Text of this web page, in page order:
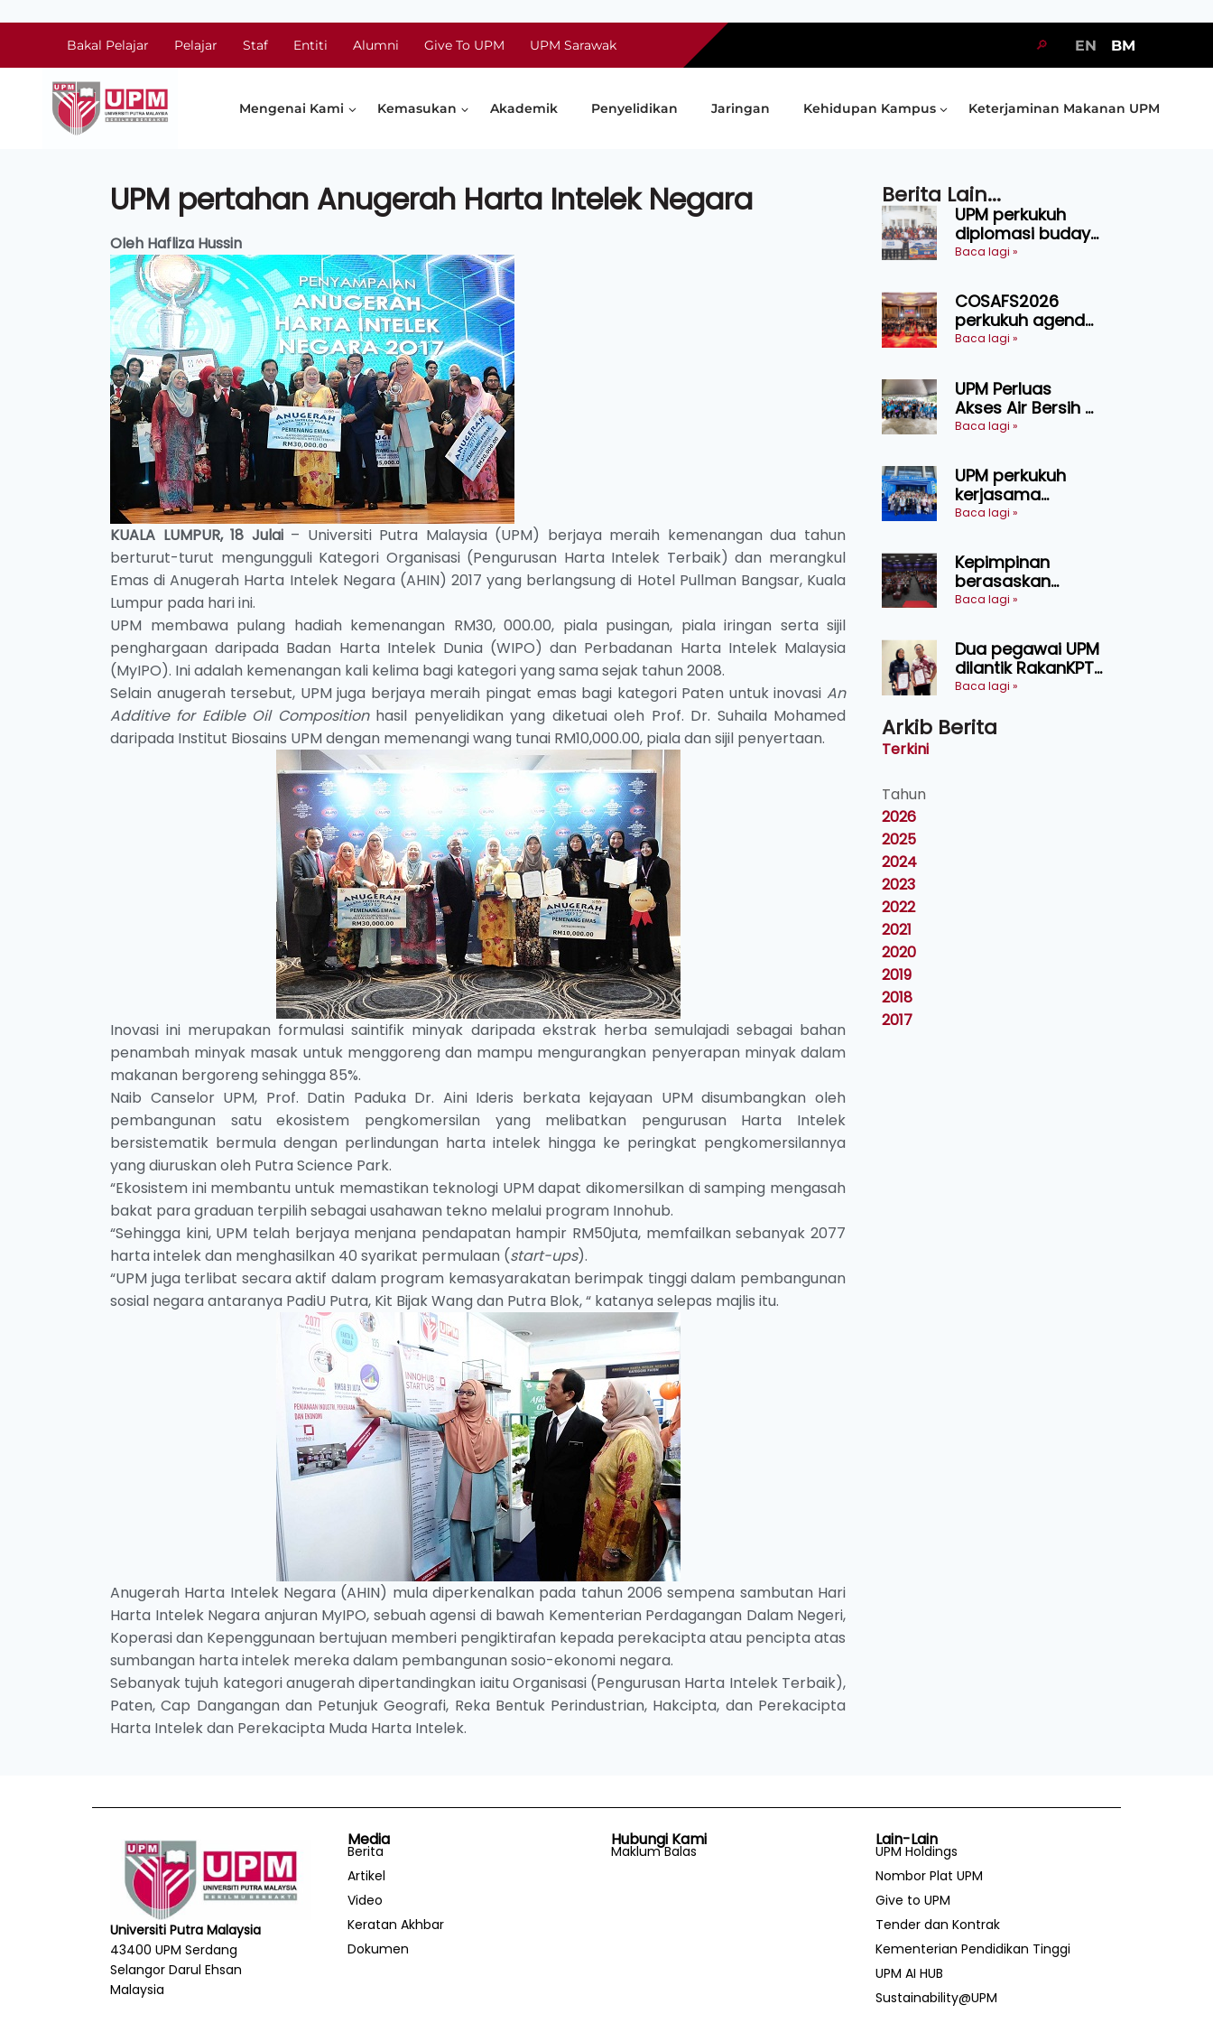
Bakal Pelajar Pelajar Staf Entiti Alumni Give To UPM UPM Sarawak 🔎 EN BM
Mengenai Kami Kemasukan Akademik Penyelidikan Jaringan Kehidupan Kampus Keterjaminan Makanan UPM
UPM pertahan Anugerah Harta Intelek Negara
Oleh Hafliza Hussin
KUALA LUMPUR, 18 Julai– Universiti Putra Malaysia (UPM) berjaya meraih kemenangan dua tahun
berturut-turut mengungguli Kategori Organisasi (Pengurusan Harta Intelek Terbaik) dan merangkul
Emas di Anugerah Harta Intelek Negara (AHIN) 2017 yang berlangsung di Hotel Pullman Bangsar, Kuala
Lumpur pada hari ini.
UPM membawa pulang hadiah kemenangan RM30, 000.00, piala pusingan, piala iringan serta sijil
penghargaan daripada Badan Harta Intelek Dunia (WIPO) dan Perbadanan Harta Intelek Malaysia
(MyIPO). Ini adalah kemenangan kali kelima bagi kategori yang sama sejak tahun 2008.
Selain anugerah tersebut, UPM juga berjaya meraih pingat emas bagi kategori Paten untuk inovasi An
Additive for Edible Oil Compositionhasil penyelidikan yang diketuai oleh Prof. Dr. Suhaila Mohamed
daripada Institut Biosains UPM dengan memenangi wang tunai RM10,000.00, piala dan sijil penyertaan.
Inovasi ini merupakan formulasi saintifik minyak daripada ekstrak herba semulajadi sebagai bahan
penambah minyak masak untuk menggoreng dan mampu mengurangkan penyerapan minyak dalam
makanan bergoreng sehingga 85%.
Naib Canselor UPM, Prof. Datin Paduka Dr. Aini Ideris berkata kejayaan UPM disumbangkan oleh
pembangunan satu ekosistem pengkomersilan yang melibatkan pengurusan Harta Intelek
bersistematik bermula dengan perlindungan harta intelek hingga ke peringkat pengkomersilannya
yang diuruskan oleh Putra Science Park.
“Ekosistem ini membantu untuk memastikan teknologi UPM dapat dikomersilkan di samping mengasah
bakat para graduan terpilih sebagai usahawan tekno melalui program Innohub.
“Sehingga kini, UPM telah berjaya menjana pendapatan hampir RM50juta, memfailkan sebanyak 2077
harta intelek dan menghasilkan 40 syarikat permulaan (start-ups).
“UPM juga terlibat secara aktif dalam program kemasyarakatan berimpak tinggi dalam pembangunan
sosial negara antaranya PadiU Putra, Kit Bijak Wang dan Putra Blok, “ katanya selepas majlis itu.
Anugerah Harta Intelek Negara (AHIN) mula diperkenalkan pada tahun 2006 sempena sambutan Hari
Harta Intelek Negara anjuran MyIPO, sebuah agensi di bawah Kementerian Perdagangan Dalam Negeri,
Koperasi dan Kepenggunaan bertujuan memberi pengiktirafan kepada perekacipta atau pencipta atas
sumbangan harta intelek mereka dalam pembangunan sosio-ekonomi negara.
Sebanyak tujuh kategori anugerah dipertandingkan iaitu Organisasi (Pengurusan Harta Intelek Terbaik),
Paten, Cap Dangangan dan Petunjuk Geografi, Reka Bentuk Perindustrian, Hakcipta, dan Perekacipta
Harta Intelek dan Perekacipta Muda Harta Intelek.
Berita Lain...
UPM perkukuh
diplomasi budaya
Malaysia-
Narasi Nusantara
Baca lagi »
COSAFS2026
perkukuh agenda
keselamatan
AgriHub pacu
transformasi
pertanian
Sarawak
Baca lagi »
UPM Perluas
Akses Air Bersih di
31 Kediaman
Chini
Baca lagi »
UPM perkukuh
kerjasama
pendidikan pintar
lawatan rasmi ke
China
Baca lagi »
Kepimpinan
berasaskan
kepercayaan
kecemerlangan
institusi - Naib
Canselor UPM
Baca lagi »
Dua pegawai UPM
dilantik RakanKPT,
jadi jambatan
umbi
Baca lagi »
Arkib Berita
Terkini
Tahun
2026
2025
2024
2023
2022
2021
2020
2019
2018
2017
Universiti Putra Malaysia
43400 UPM Serdang
Selangor Darul Ehsan
Malaysia
Media
Berita
Artikel
Video
Keratan Akhbar
Dokumen
Hubungi Kami
Maklum Balas
Lain-Lain
UPM Holdings
Nombor Plat UPM
Give to UPM
Tender dan Kontrak
Kementerian Pendidikan Tinggi
UPM AI HUB
Sustainability@UPM